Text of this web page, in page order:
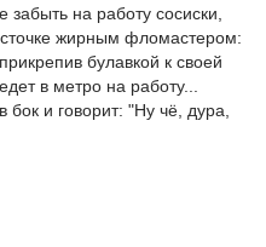
на работу сосиски,
жирным фломастером:
булавкой к своей
в метро на работу...
бок и говорит: "Ну чё, дура,